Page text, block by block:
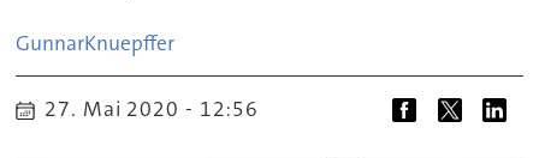
GunnarKnuepffer
27. Mai 2020 - 12:56